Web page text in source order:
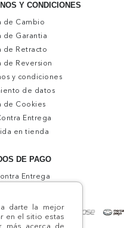
darte la mejor
en el sitio estas
más acerca de
Y CONDICIONES
de Cambio
de Garantia
de Retracto
de Reversion
y condiciones
de datos
de Cookies
Entrega
en tienda
DE PAGO
Entrega